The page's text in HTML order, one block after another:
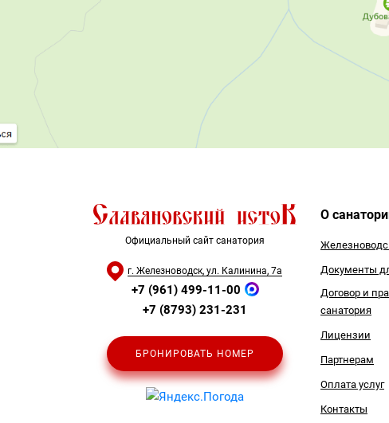
Официальный сайт санатория
г. Железноводск, ул. Калинина, 7а
+7 (961) 499-11-00
+7 (8793) 231-231
БРОНИРОВАТЬ НОМЕР
О
Документы
Договор и
санатория
Лицензии
Партнерам
Оплата услуг
Контакты